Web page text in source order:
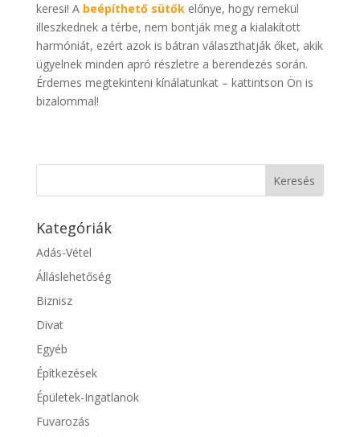
keresi! A beépíthető sütőkelőnye, hogy remekül
illeszkednek a térbe, nem bontják meg a kialakított
harmóniát, ezért azok is bátran választhatják őket, akik
ügyelnek minden apró részletre a berendezés során.
Érdemes megtekinteni kínálatunkat – kattintson Ön is
bizalommal!
Kategóriák
Adás-Vétel
Álláslehetőség
Biznisz
Divat
Egyéb
Építkezések
Épületek-Ingatlanok
Fuvarozás